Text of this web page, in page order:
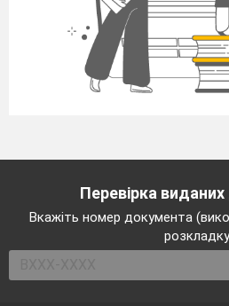
Перевірка
Вкажіть номер документа